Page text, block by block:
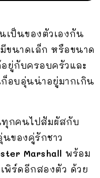
ป็นของตัวเองกัน
ขนาดเล็ก หรือขนาด
ยู่กับครอบครัวและ
อบอุ่นน่าอยู่มากเกิน
ทุกคนไปสัมผัสกับ
ของคู่รักชาว
Marshall พร้อม
พิร์ดอีกสองตัว ด้วย